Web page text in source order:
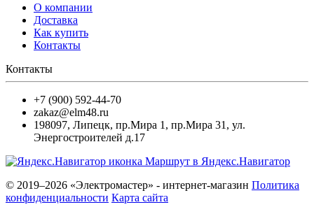
О компании
Доставка
Как купить
Контакты
Контакты
+7 (900) 592-44-70
zakaz@elm48.ru
198097, Липецк, пр.Мира 1, пр.Мира 31, ул.
Энергостроителей д.17
Маршрут в Яндекс.Навигатор
© 2019–2026 «Электромастер» - интернет-магазин Политика
конфиденциальности Карта сайта